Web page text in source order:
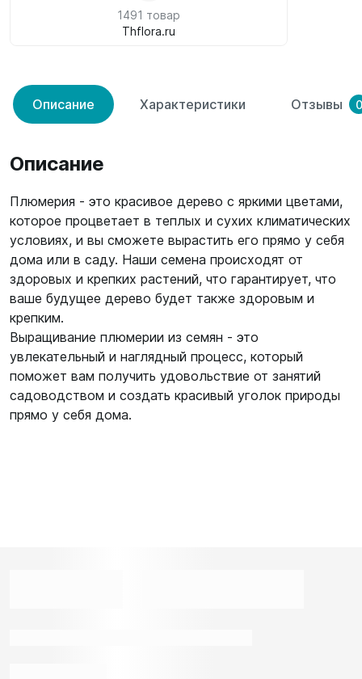
1491 товар
Thflora.ru
Описание Характеристики Отзывы 0
Описание
Плюмерия - это красивое дерево с яркими цветами,
которое процветает в теплых и сухих климатических
условиях, и вы сможете вырастить его прямо у себя
дома или в саду. Наши семена происходят от
здоровых и крепких растений, что гарантирует, что
ваше будущее дерево будет также здоровым и
крепким.
Выращивание плюмерии из семян - это
увлекательный и наглядный процесс, который
поможет вам получить удовольствие от занятий
садоводством и создать красивый уголок природы
прямо у себя дома.